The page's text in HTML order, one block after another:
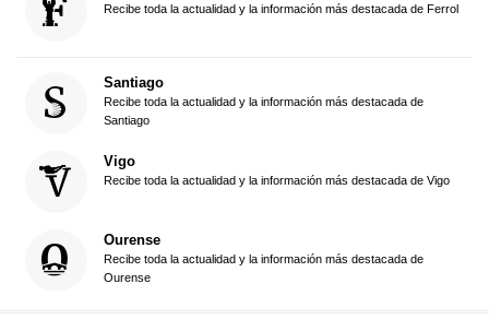
Recibe toda la actualidad y la información más destacada de Ferrol
Santiago
Recibe toda la actualidad y la información más destacada de
Santiago
Vigo
Recibe toda la actualidad y la información más destacada de Vigo
Ourense
Recibe toda la actualidad y la información más destacada de
Ourense